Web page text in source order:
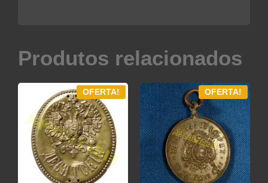
Produtos relacionados
OFERTA! OFERTA!